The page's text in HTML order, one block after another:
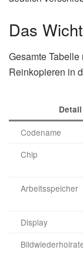
Das
Gesamte
Reinkopieren in
Detail
Codename
Chip
Arbeitsspeicher
Display